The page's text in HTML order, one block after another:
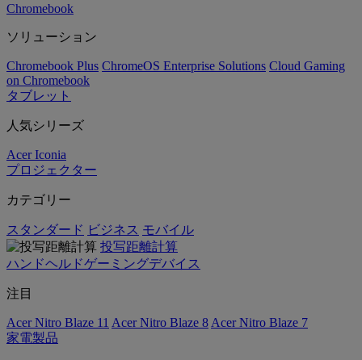
Chromebook
ソリューション
Chromebook Plus ChromeOS Enterprise Solutions Cloud Gaming
on Chromebook
タブレット
人気シリーズ
Acer Iconia
プロジェクター
カテゴリー
スタンダード ビジネス モバイル
投写距離計算
ハンドヘルドゲーミングデバイス
注目
Acer Nitro Blaze 11 Acer Nitro Blaze 8 Acer Nitro Blaze 7
家電製品